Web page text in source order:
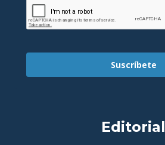
Suscríbete
Editorial